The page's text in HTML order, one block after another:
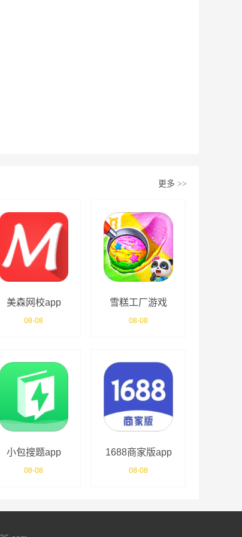
更多 >>
美森网校app
08-08
雪糕工厂游戏
08-08
小包搜题app
08-08
1688商家版app
08-08